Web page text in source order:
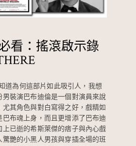
看：搖滾啟示錄
道為何這部片如此吸引人，我想
男裝演巴布迪倫是一個對演員來說
其角色與對白寫得之好，戲精如
巴布魂上身，而且更增添了巴布迪
上已逝的希斯萊傑的痞子與內心戲
驚艷的小黑人男孩與穿插全場的班